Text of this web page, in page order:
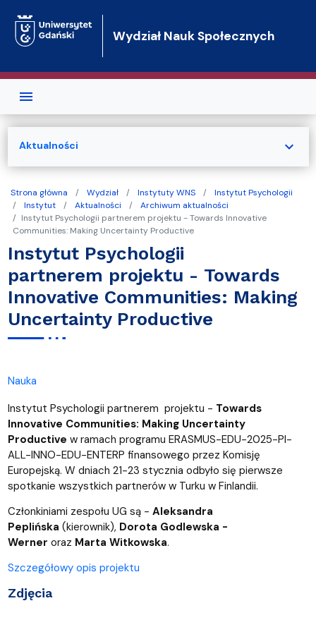
Wydział Nauk Społecznych
Strona główna Wydział Instytuty WNS
Instytut Psychologii
Instytut
Aktualności
Archiwum aktualności
Instytut Psychologii partnerem projektu - Towards Innovative
Communities: Making Uncertainty Productive
Instytut Psychologii
partnerem projektu - Towards
Innovative Communities: Making
Uncertainty Productive
Nauka
Instytut Psychologii partnerem projektu - Towards
Innovative Communities: Making Uncertainty
Productive w ramach programu ERASMUS-EDU-2025-PI-
ALL-INNO-EDU-ENTERP finansowego przez Komisję
Europejską. W dniach 21-23 stycznia odbyło się pierwsze
spotkanie wszystkich partnerów w Turku w Finlandii.
Członkiniami zespołu UG są - Aleksandra
Peplińska (kierownik), Dorota Godlewska -
Werner oraz Marta Witkowska.
Szczegółowy opis projektu
Zdjęcia
Aktualności expand_more